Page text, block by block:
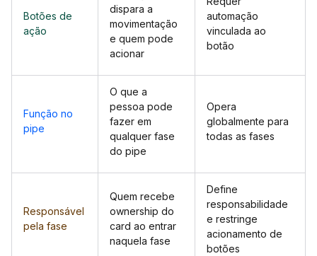
Botões de
ação
dispara a
movimentação
e quem pode
acionar
automação
vinculada ao
botão
Função no
pipe
O que a
pessoa pode
fazer em
qualquer fase
do pipe
Opera
globalmente para
todas as fases
Responsável
pela fase
Quem recebe
ownership do
card ao entrar
naquela fase
Define
responsabilidade
e restringe
acionamento de
botões